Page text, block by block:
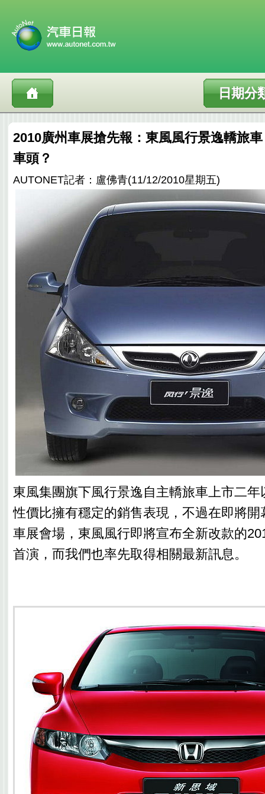
日期分
2010廣州車展搶先報：東風風行景逸轎旅
車頭？
AUTONET記者：盧佛青(11/12/2010星期五)
東風集團旗下風行景逸自主轎旅車上市二
性價比擁有穩定的銷售表現，不過在即將開
車展會場，東風風行即將宣布全新改款的
首演，而我們也率先取得相關最新訊息。